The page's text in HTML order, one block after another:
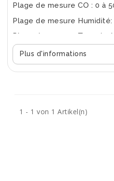
Plage de mesure CO : 0 à
Plage de mesure Humidité:
Plage de mesure
Plus d'informations
1 - 1 von 1 Artikel(n)